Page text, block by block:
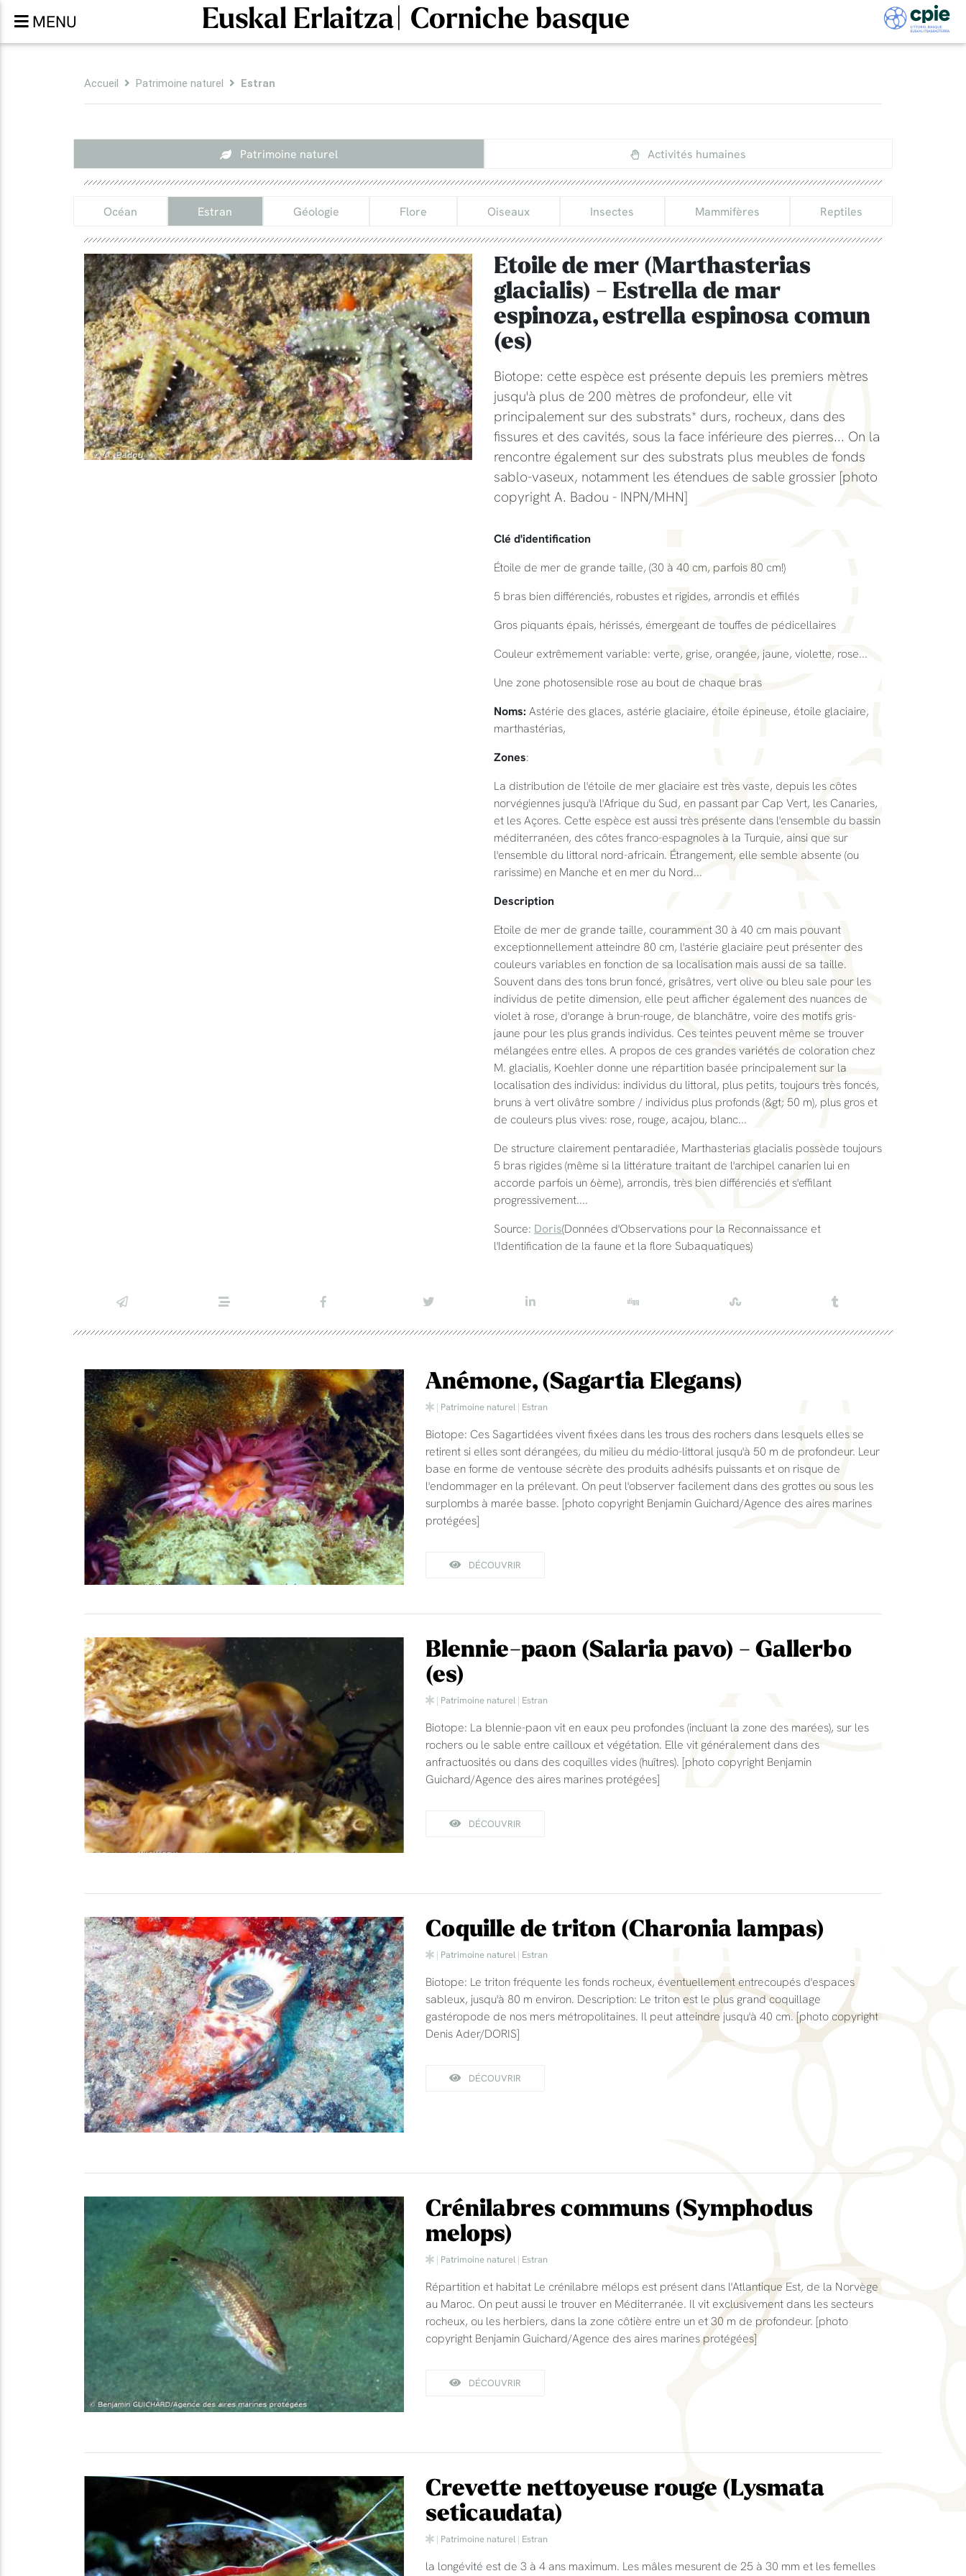
MENU Euskal Erlaitza| Corniche basque
Accueil Patrimoine naturel Estran
Patrimoine naturel Activités humaines
Océan Estran Géologie Flore Oiseaux Insectes Mammifères Reptiles
Etoile de mer (Marthasterias
glacialis) - Estrella de mar
espinoza, estrella espinosa comun
(es)
Biotope: cette espèce est présente depuis les premiers mètres
jusqu'à plus de 200 mètres de profondeur, elle vit
principalement sur des substrats* durs, rocheux, dans des
fissures et des cavités, sous la face inférieure des pierres... On la
rencontre également sur des substrats plus meubles de fonds
sablo-vaseux, notamment les étendues de sable grossier [photo
copyright A. Badou - INPN/MHN]
Clé d'identification
Étoile de mer de grande taille, (30 à 40 cm, parfois 80 cm!)
5 bras bien différenciés, robustes et rigides, arrondis et effilés
Gros piquants épais, hérissés, émergeant de touffes de pédicellaires
Couleur extrêmement variable: verte, grise, orangée, jaune, violette, rose...
Une zone photosensible rose au bout de chaque bras
Noms: Astérie des glaces, astérie glaciaire, étoile épineuse, étoile glaciaire,
marthastérias,
Zones:
La distribution de l'étoile de mer glaciaire est très vaste, depuis les côtes
norvégiennes jusqu'à l'Afrique du Sud, en passant par Cap Vert, les Canaries,
et les Açores. Cette espèce est aussi très présente dans l'ensemble du bassin
méditerranéen, des côtes franco-espagnoles à la Turquie, ainsi que sur
l'ensemble du littoral nord-africain. Étrangement, elle semble absente (ou
rarissime) en Manche et en mer du Nord...
Description
Etoile de mer de grande taille, couramment 30 à 40 cm mais pouvant
exceptionnellement atteindre 80 cm, l'astérie glaciaire peut présenter des
couleurs variables en fonction de sa localisation mais aussi de sa taille.
Souvent dans des tons brun foncé, grisâtres, vert olive ou bleu sale pour les
individus de petite dimension, elle peut afficher également des nuances de
violet à rose, d'orange à brun-rouge, de blanchâtre, voire des motifs gris-
jaune pour les plus grands individus. Ces teintes peuvent même se trouver
mélangées entre elles. A propos de ces grandes variétés de coloration chez
M. glacialis, Koehler donne une répartition basée principalement sur la
localisation des individus: individus du littoral, plus petits, toujours très foncés,
bruns à vert olivâtre sombre / individus plus profonds (&gt; 50 m), plus gros et
de couleurs plus vives: rose, rouge, acajou, blanc...
De structure clairement pentaradiée, Marthasterias glacialis possède toujours
5 bras rigides (même si la littérature traitant de l'archipel canarien lui en
accorde parfois un 6ème), arrondis, très bien différenciés et s'effilant
progressivement....
Source: Doris(Données d'Observations pour la Reconnaissance et
l'Identification de la faune et la flore Subaquatiques)
Anémone, (Sagartia Elegans)
| Patrimoine naturel | Estran
Biotope: Ces Sagartidées vivent fixées dans les trous des rochers dans lesquels elles se
retirent si elles sont dérangées, du milieu du médio-littoral jusqu'à 50 m de profondeur. Leur
base en forme de ventouse sécrète des produits adhésifs puissants et on risque de
l'endommager en la prélevant. On peut l'observer facilement dans des grottes ou sous les
surplombs à marée basse. [photo copyright Benjamin Guichard/Agence des aires marines
protégées]
DÉCOUVRIR
Blennie-paon (Salaria pavo) - Gallerbo
(es)
| Patrimoine naturel | Estran
Biotope: La blennie-paon vit en eaux peu profondes (incluant la zone des marées), sur les
rochers ou le sable entre cailloux et végétation. Elle vit généralement dans des
anfractuosités ou dans des coquilles vides (huîtres). [photo copyright Benjamin
Guichard/Agence des aires marines protégées]
DÉCOUVRIR
Coquille de triton (Charonia lampas)
| Patrimoine naturel | Estran
Biotope: Le triton fréquente les fonds rocheux, éventuellement entrecoupés d'espaces
sableux, jusqu'à 80 m environ. Description: Le triton est le plus grand coquillage
gastéropode de nos mers métropolitaines. Il peut atteindre jusqu'à 40 cm. [photo copyright
Denis Ader/DORIS]
DÉCOUVRIR
Crénilabres communs (Symphodus
melops)
| Patrimoine naturel | Estran
Répartition et habitat Le crénilabre mélops est présent dans l'Atlantique Est, de la Norvège
au Maroc. On peut aussi le trouver en Méditerranée. Il vit exclusivement dans les secteurs
rocheux, ou les herbiers, dans la zone côtière entre un et 30 m de profondeur. [photo
copyright Benjamin Guichard/Agence des aires marines protégées]
DÉCOUVRIR
Crevette nettoyeuse rouge (Lysmata
seticaudata)
| Patrimoine naturel | Estran
la longévité est de 3 à 4 ans maximum. Les mâles mesurent de 25 à 30 mm et les femelles